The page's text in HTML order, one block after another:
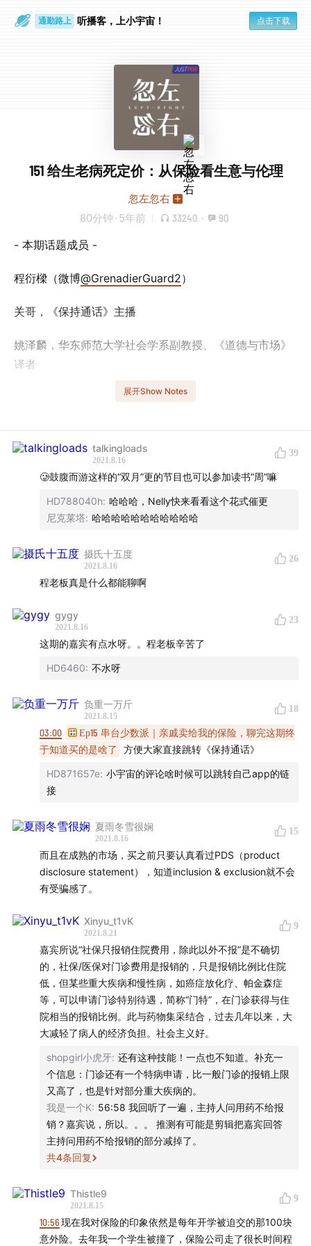
眼睛好累 听播客，上小宇宙！ 点击下载
151 给生老病死定价：从保险看生意与伦理
忽左忽右
80分钟 · 5年前 33240 · 90
- 本期话题成员 -
程衍樑（微博@GrenadierGuard2）
关哥，《保持通话》主播
姚泽麟，华东师范大学社会学系副教授、《道德与市场》
译者
保险行业中的人情单
美国保险市场的建立是金钱和审慎互相妥协的结果
17:55 保险是一种财务风险管理工具
保险机制的建立要考虑道德风险
不同文化下的保险
30:17外资保险集团与本土保险企业的策略差别
保险公司的利润来源
保险与银行作为资金池时的差异
45:05带有理财属性的万能险
医保是一种补偿型的医疗险
1:02:42
01:08:53 保费和保额的比例
01:13:57 商业保险是大趋势
- 音乐 -
pocket - audioblocks
您可以通过网易云音乐、Spotify搜索「忽左忽右
BGM」，获得节目完整歌单。
- 制作团队 -
编辑制作 hotair
节目运营 小米粒
公众号运营 禾放
展开Show Notes
talkingloads
2021.8.16
39
🥲鼓腹而游这样的“双月”更的节目也可以参加读书“周”嘛
HD788040h: 哈哈哈，Nelly快来看看这个花式催更
尼克莱塔: 哈哈哈哈哈哈哈哈哈哈哈
摄氏十五度
2021.8.16
26
程老板真是什么都能聊啊
gygy
2021.8.16
23
这期的嘉宾有点水呀。。程老板辛苦了
HD6460: 不水呀
负重一万斤
2021.8.15
18
03:00
Ep15 串台少数派｜亲戚卖给我的保险，聊完这期终
于知道买的是啥了
方便大家直接跳转《保持通话》
HD871657e: 小宇宙的评论啥时候可以跳转自己app的链
接
夏雨冬雪很娴
2021.8.16
15
而且在成熟的市场，买之前只要认真看过PDS（product
disclosure statement），知道inclusion & exclusion就不会
有受骗感了。
Xinyu_t1vK
2021.8.21
9
嘉宾所说“社保只报销住院费用，除此以外不报”是不确切
的，社保/医保对门诊费用是报销的，只是报销比例比住院
低，但某些重大疾病和慢性病，如癌症放化疗、帕金森症
等，可以申请门诊特别待遇，简称“门特”，在门诊获得与住
院相当的报销比例。此与药物集采结合，过去几年以来，大
大减轻了病人的经济负担。社会主义好。
shopgirl小虎牙: 还有这种技能！一点也不知道。补充一
个信息：门诊还有一个特病申请，比一般门诊的报销上限
又高了，也是针对部分重大疾病的。
我是一个K: 56:58 我回听了一遍，主持人问用药不给报
销？嘉宾说，所以。。。 推测有可能是剪辑把嘉宾回答
主持问用药不给报销的部分减掉了。
共4条回复
Thistle9
2021.8.15
9
10:56现在我对保险的印象依然是每年开学被迫交的那100块
意外险。去年我一个学生被撞了，保险公司走了很长时间程